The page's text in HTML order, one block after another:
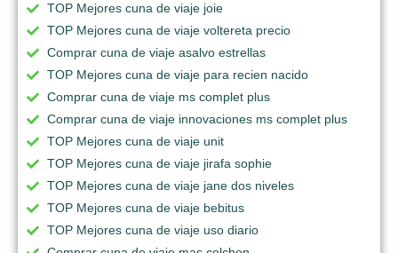
TOP Mejores cuna de viaje joie
TOP Mejores cuna de viaje voltereta precio
Comprar cuna de viaje asalvo estrellas
TOP Mejores cuna de viaje para recien nacido
Comprar cuna de viaje ms complet plus
Comprar cuna de viaje innovaciones ms complet plus
TOP Mejores cuna de viaje unit
TOP Mejores cuna de viaje jirafa sophie
TOP Mejores cuna de viaje jane dos niveles
TOP Mejores cuna de viaje bebitus
TOP Mejores cuna de viaje uso diario